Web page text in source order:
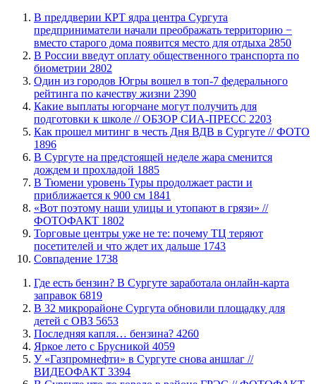
​В преддверии КРТ ядра центра Сургута
предприниматели начали преображать территорию −
вместо старого дома появится место для отдыха 2850
В России введут оплату общественного транспорта по
биометрии 2802
Один из городов Югры вошел в топ-7 федерального
рейтинга по качеству жизни 2390
Какие выплаты югорчане могут получить для
подготовки к школе // ОБЗОР СИА-ПРЕСС 2203
Как прошел митинг в честь Дня ВДВ в Сургуте // ФОТО
1896
В Сургуте на предстоящей неделе жара сменится
дождем и прохладой 1885
В Тюмени уровень Туры продолжает расти и
приближается к 900 см 1841
«Вот поэтому наши улицы и утопают в грязи» //
ФОТОФАКТ 1802
Торговые центры уже не те: почему ТЦ теряют
посетителей и что ждет их дальше 1743
​Совпадение 1738
​Где есть бензин? В Сургуте заработала онлайн-карта
заправок 6819
В 32 микрорайоне Сургута обновили площадку для
детей с ОВЗ 5653
​Последняя капля… бензина? 4260
Яркое лето с Брусникой 4059
У «Газпромнефти» в Сургуте снова аншлаг //
ВИДЕОФАКТ 3394